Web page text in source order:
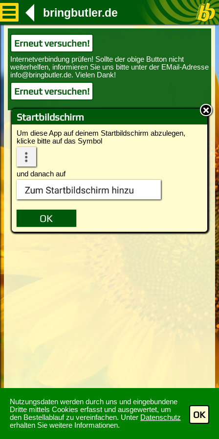
Nutzungsdaten werden durch uns und eingebundene
Dritte mittels Cookies erfasst und ausgewertet, um
den Bestellablauf zu vereinfachen. Unter Datenschutz
erhalten Sie weitere Informationen.
OK
Startbildschirm
Um diese App auf deinem Startbildschirm abzulegen,
klicke bitte auf das Symbol
und danach auf
bringbutler.de
Erneut versuchen!
Erneut versuchen!